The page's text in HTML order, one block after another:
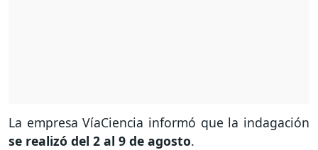
La empresa VíaCiencia informó que la indagación
se realizó del 2 al 9 de agosto.